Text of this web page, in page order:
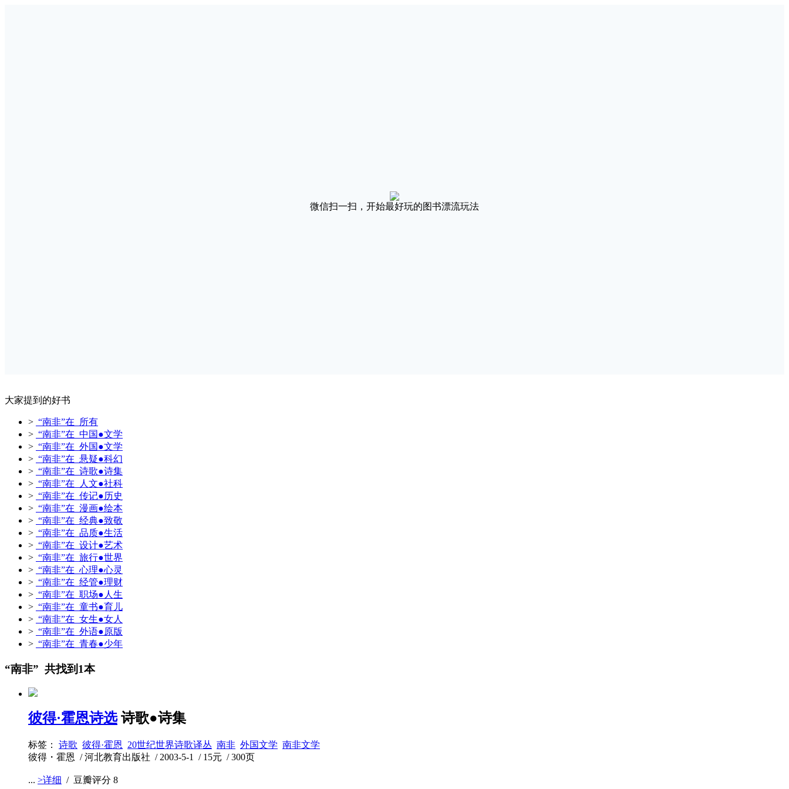
微信扫一扫，开始最好玩的图书漂流玩法
大家提到的好书
> “南非”在 所有
> “南非”在 中国●文学
> “南非”在 外国●文学
> “南非”在 悬疑●科幻
> “南非”在 诗歌●诗集
> “南非”在 人文●社科
> “南非”在 传记●历史
> “南非”在 漫画●绘本
> “南非”在 经典●致敬
> “南非”在 品质●生活
> “南非”在 设计●艺术
> “南非”在 旅行●世界
> “南非”在 心理●心灵
> “南非”在 经管●理财
> “南非”在 职场●人生
> “南非”在 童书●育儿
> “南非”在 女生●女人
> “南非”在 外语●原版
> “南非”在 青春●少年
“南非” 共找到1本
彼得·霍恩诗选 诗歌●诗集
标签： 诗歌 彼得·霍恩 20世纪世界诗歌译丛 南非 外国文学 南非文学
彼得・霍恩 / 河北教育出版社 / 2003-5-1 / 15元 / 300页
... >详细 / 豆瓣评分 8